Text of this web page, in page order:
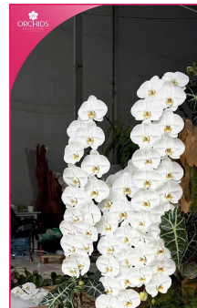
Lưu ý trước khi
• Về cây hoa: Một
hoàn chỉnh sẽ được
và tạo dáng hoàn
khác nhau đôi chút